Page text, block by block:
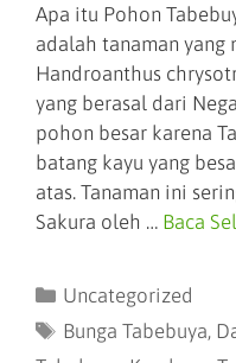
Apa itu Pohon
adalah tanaman
Handroanthus
yang berasal dari
pohon besar karena
batang kayu yang
atas. Tanaman ini
Sakura oleh … Baca
Uncategorized
Bunga Tabebuya,